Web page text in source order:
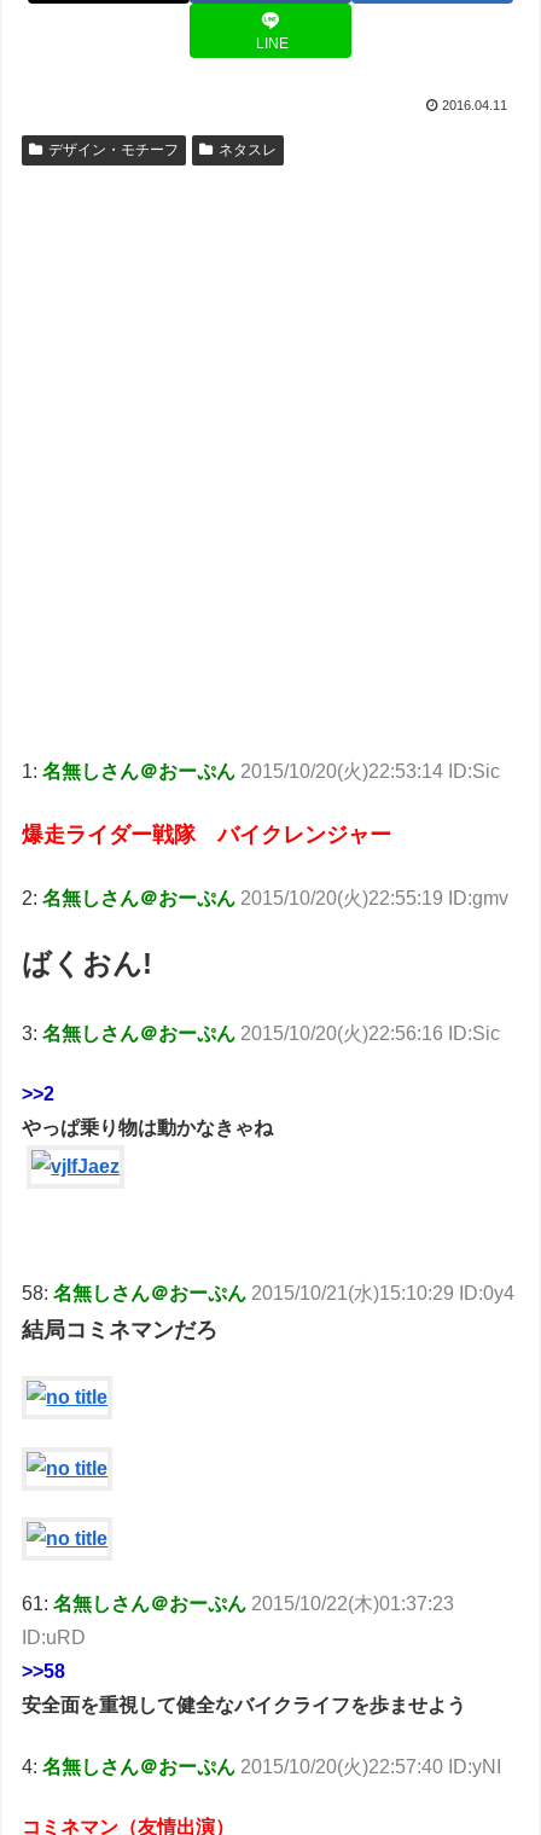
LINE
2016.04.11
デザイン・モチーフ ネタスレ
1:名無しさん＠おーぷん 2015/10/20(火)22:53:14 ID:Sic
爆走ライダー戦隊 バイクレンジャー
2:名無しさん＠おーぷん 2015/10/20(火)22:55:19 ID:gmv
ばくおん!
3:名無しさん＠おーぷん 2015/10/20(火)22:56:16 ID:Sic
>>2
やっぱ乗り物は動かなきゃね
58:名無しさん＠おーぷん 2015/10/21(水)15:10:29 ID:0y4
結局コミネマンだろ
61:名無しさん＠おーぷん 2015/10/22(木)01:37:23
ID:uRD
>>58
安全面を重視して健全なバイクライフを歩ませよう
4:名無しさん＠おーぷん 2015/10/20(火)22:57:40 ID:yNI
コミネマン（友情出演）